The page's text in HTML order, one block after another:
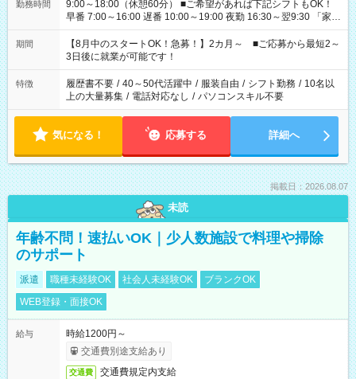
勤務時間
9:00～18:00（休憩60分） ■ご希望があれば下記シフトもOK！
早番 7:00～16:00 遅番 10:00～19:00 夜勤 16:30～翌9:30 「家族
と休みを合わせたい」 「余裕を持って夕飯の準備がしたい」
「できれば残業はしたくない」 など、ご希望を教えてください
ね。 ※Wワーク希望の方へ 今ご覧のお仕事で希望する勤務時間
と、もう1つのお仕事の勤務時間。 合計で週40時間を超える場
合は応募できません。
期間
【8月中のスタートOK！急募！】2カ月～ ■ご応募から最短2～
3日後に就業が可能です！
特徴 履歴書不要 / 40～50代活躍中 / 服装自由 / シフト勤務 / 10名以
上の大量募集 / 電話対応なし / パソコンスキル不要
気になる！ 応募する 詳細へ
掲載日：2026.08.07
未読
年齢不問！速払いOK｜少人数施設で料理や掃除
のサポート
派遣 職種未経験OK 社会人未経験OK
ブランクOK
WEB登録・面接OK
給与
時給1200円～
交通費別途支給あり
交通費 交通費規定内支給